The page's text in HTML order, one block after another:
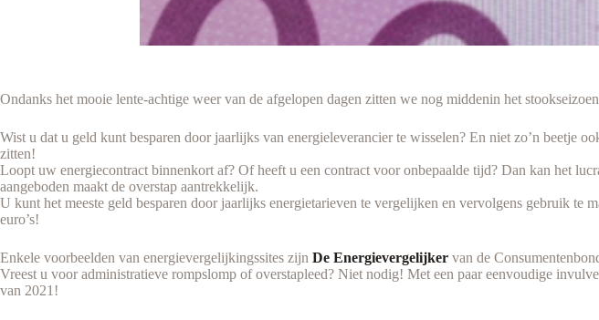
Ondanks het mooie lente-achtige weer van de afgelopen dagen zitten we nog middenin het
Wist u dat u geld kunt besparen door jaarlijks van energieleverancier te wisselen? En niet zo’n beetje
zitten!
Loopt uw energiecontract binnenkort af? Of heeft u een contract voor onbepaalde tijd? Dan kan het
aangeboden maakt de overstap aantrekkelijk.
U kunt het meeste geld besparen door jaarlijks energietarieven te vergelijken en vervolgens gebruik
euro’s!
Enkele voorbeelden van energievergelijkingssites zijn De Energievergelijker van de
Vreest u voor administratieve rompslomp of overstapleed? Niet nodig! Met een paar eenvoudige
van 2021!